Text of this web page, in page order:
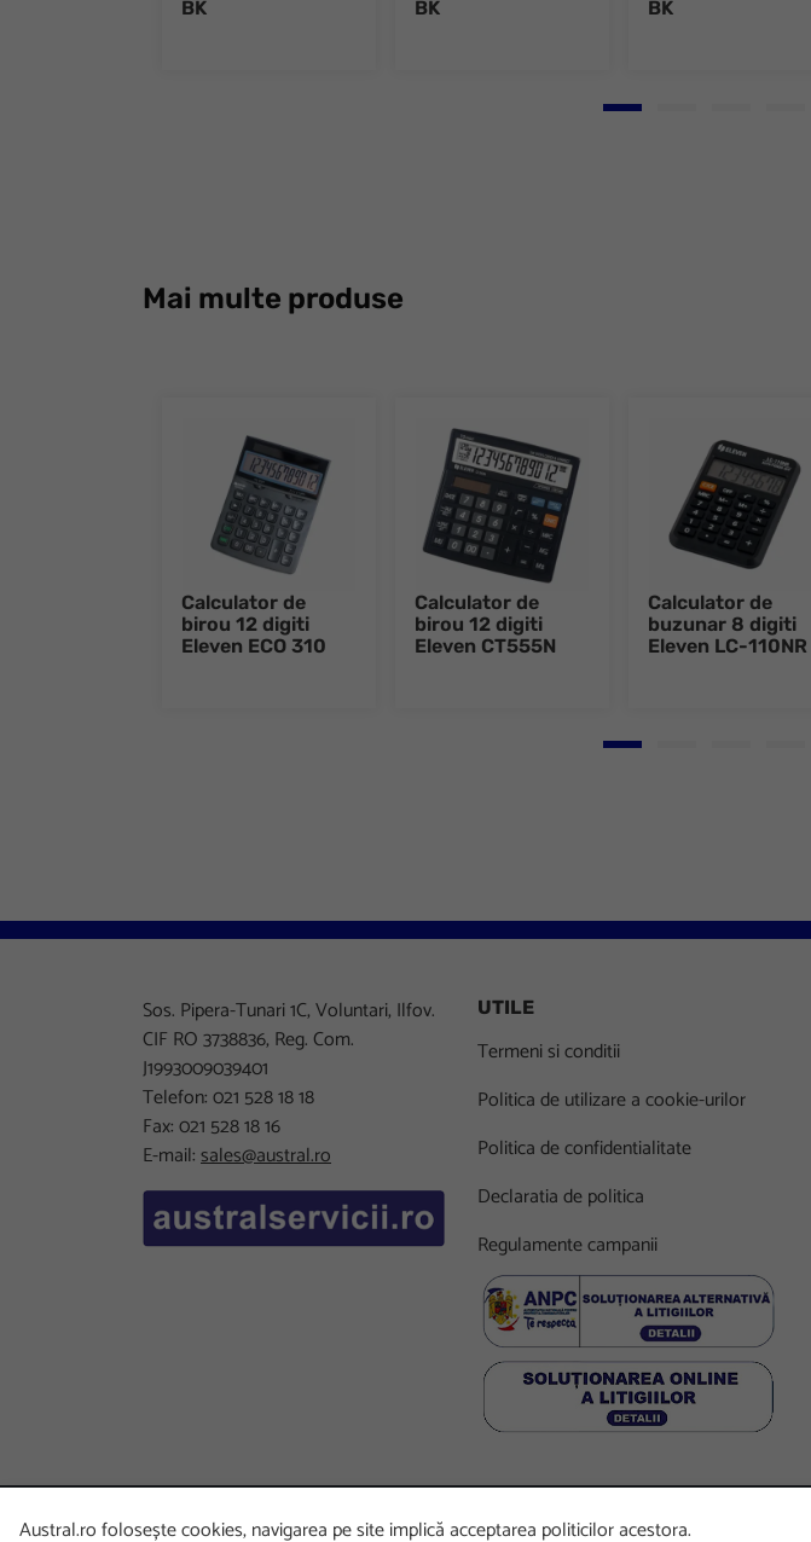
BK
BK
BK
Go to slide 1
Mai multe produse
Calculator de
birou 12 digiti
Eleven ECO 310
Calculator de
birou 12 digiti
Eleven CT555N
Calculator de
buzunar 8 digiti
Eleven LC-110NR
Go to slide 1
Sos. Pipera-Tunari 1C, Voluntari, Ilfov.
CIF RO 3738836, Reg. Com.
J1993009039401
Telefon: 021 528 18 18
Fax: 021 528 18 16
E-mail:sales@austral.ro
UTILE
Termeni si conditii
Politica de utilizare a cookie-urilor
Politica de confidentialitate
Declaratia de politica
Regulamente campanii
Copyright©2026 Austral. Toate drepturile rezervate. Powered byCommergent.
Austral.ro folosește cookies, navigarea pe site implică acceptarea politicilor acestora.